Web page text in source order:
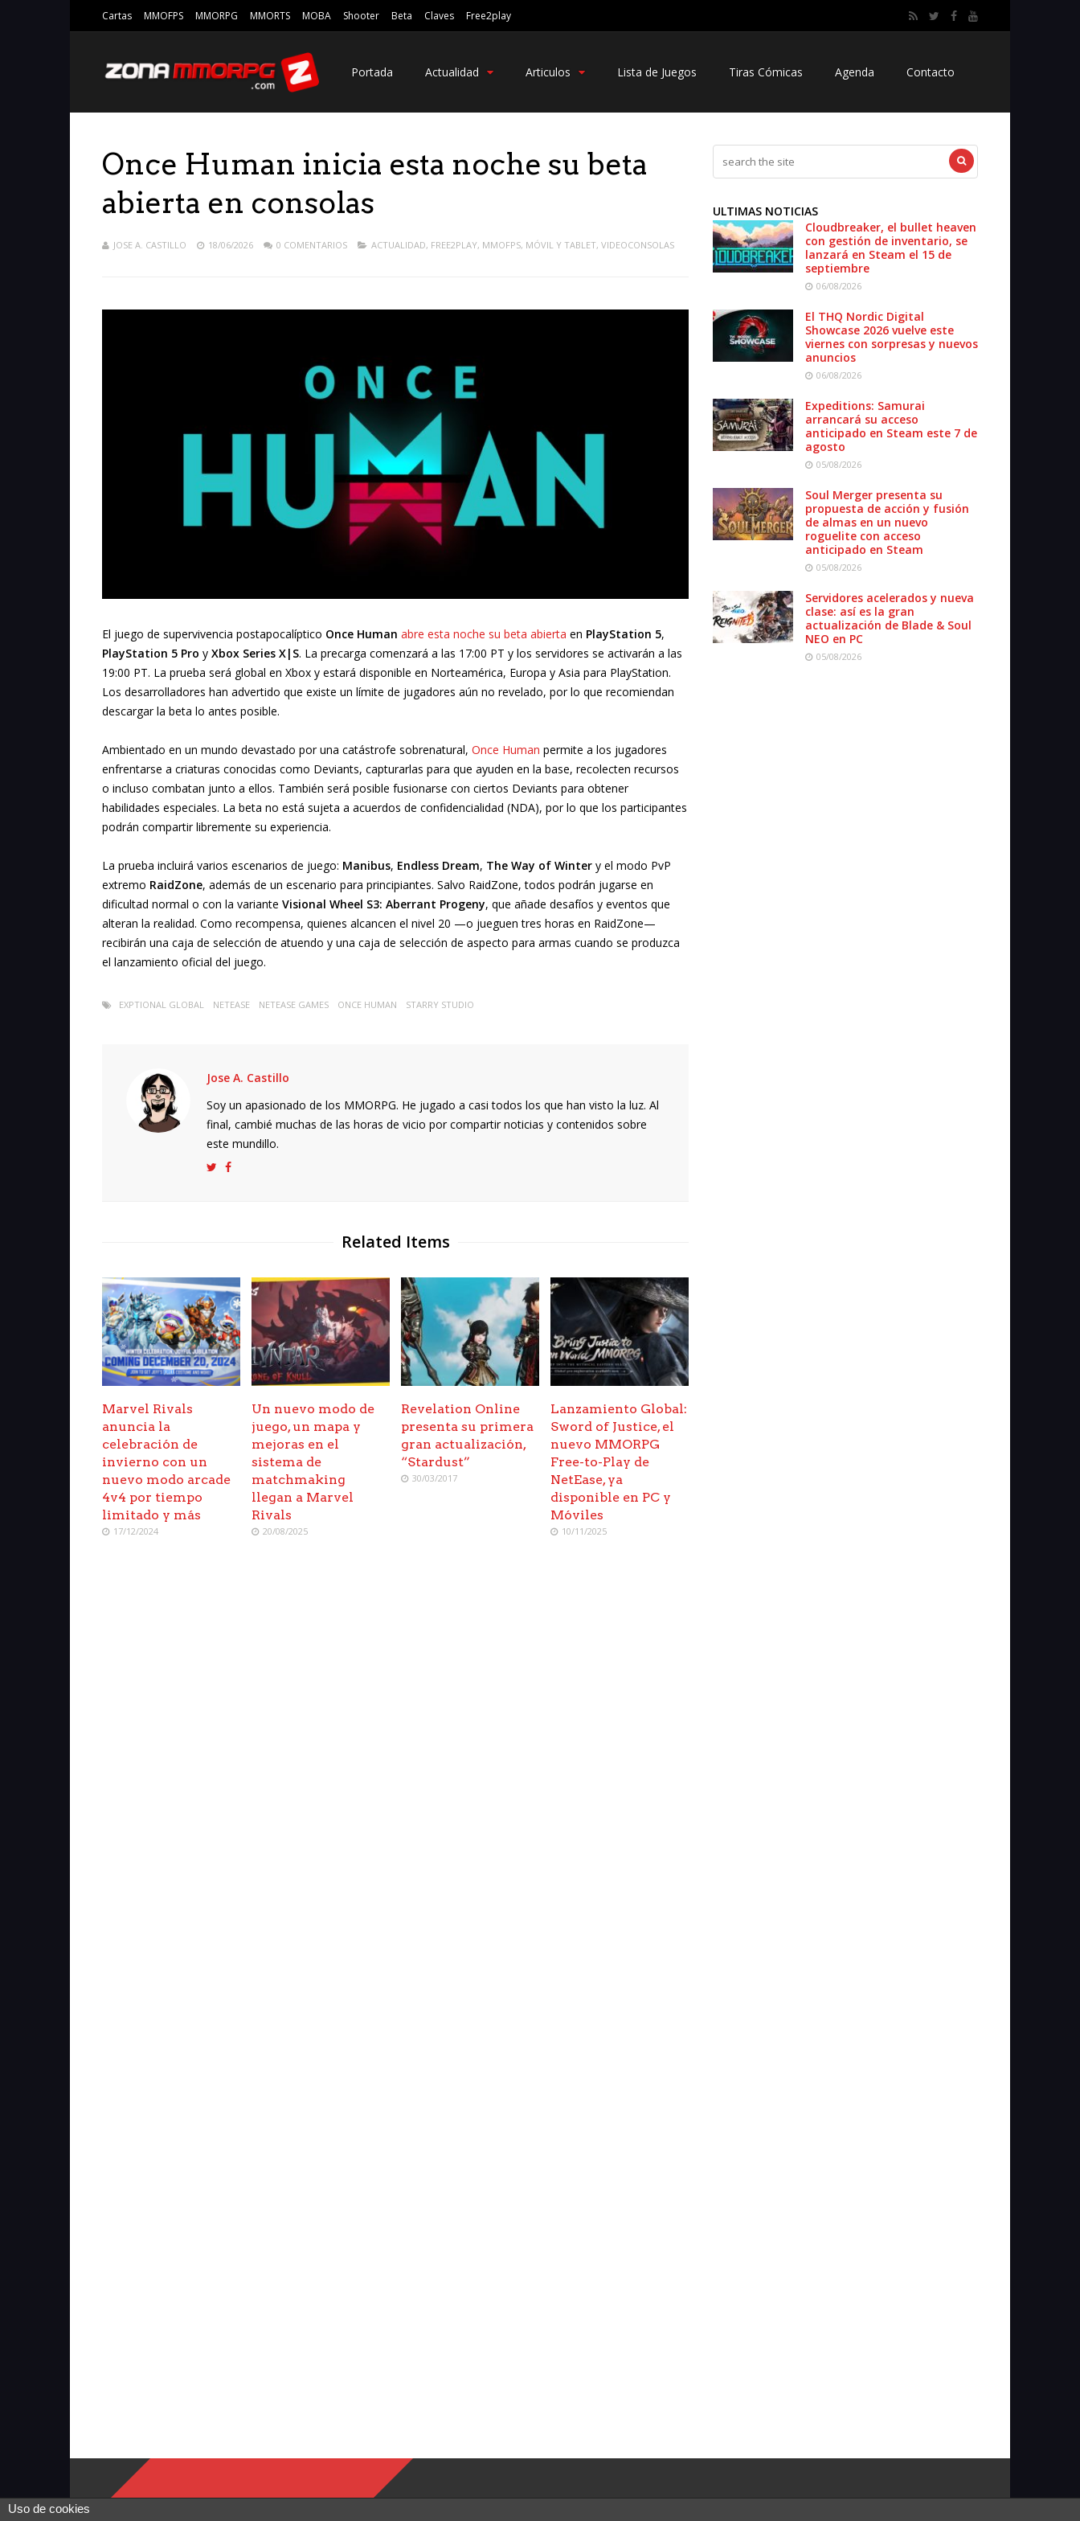
Cartas MMOFPS MMORPG MMORTS MOBA Shooter Beta Claves Free2play
Portada Actualidad Articulos Lista de Juegos Tiras Cómicas Agenda Contacto
Once Human inicia esta noche su beta
abierta en consolas
JOSE A. CASTILLO 18/06/2026 0 COMENTARIOS ACTUALIDAD, FREE2PLAY, MMOFPS, MÓVIL Y TABLET, VIDEOCONSOLAS
El juego de supervivencia postapocalíptico Once Human abre esta noche su beta abierta en PlayStation 5,
PlayStation 5 Pro y Xbox Series X|S. La precarga comenzará a las 17:00 PT y los servidores se activarán a las
19:00 PT. La prueba será global en Xbox y estará disponible en Norteamérica, Europa y Asia para PlayStation.
Los desarrolladores han advertido que existe un límite de jugadores aún no revelado, por lo que recomiendan
descargar la beta lo antes posible.
Ambientado en un mundo devastado por una catástrofe sobrenatural, Once Human permite a los jugadores
enfrentarse a criaturas conocidas como Deviants, capturarlas para que ayuden en la base, recolecten recursos
o incluso combatan junto a ellos. También será posible fusionarse con ciertos Deviants para obtener
habilidades especiales. La beta no está sujeta a acuerdos de confidencialidad (NDA), por lo que los participantes
podrán compartir libremente su experiencia.
La prueba incluirá varios escenarios de juego: Manibus, Endless Dream, The Way of Winter y el modo PvP
extremo RaidZone, además de un escenario para principiantes. Salvo RaidZone, todos podrán jugarse en
dificultad normal o con la variante Visional Wheel S3: Aberrant Progeny, que añade desafíos y eventos que
alteran la realidad. Como recompensa, quienes alcancen el nivel 20 —o jueguen tres horas en RaidZone—
recibirán una caja de selección de atuendo y una caja de selección de aspecto para armas cuando se produzca
el lanzamiento oficial del juego.
EXPTIONAL GLOBAL NETEASE NETEASE GAMES ONCE HUMAN STARRY STUDIO
Jose A. Castillo
Soy un apasionado de los MMORPG. He jugado a casi todos los que han visto la luz. Al
final, cambié muchas de las horas de vicio por compartir noticias y contenidos sobre
este mundillo.
Related Items
Marvel Rivals
anuncia la
celebración de
invierno con un
nuevo modo arcade
4v4 por tiempo
limitado y más
17/12/2024
Un nuevo modo de
juego, un mapa y
mejoras en el
sistema de
matchmaking
llegan a Marvel
Rivals
20/08/2025
Revelation Online
presenta su primera
gran actualización,
“Stardust”
30/03/2017
Lanzamiento Global:
Sword of Justice, el
nuevo MMORPG
Free-to-Play de
NetEase, ya
disponible en PC y
Móviles
10/11/2025
ULTIMAS NOTICIAS
Cloudbreaker, el bullet heaven
con gestión de inventario, se
lanzará en Steam el 15 de
septiembre
06/08/2026
El THQ Nordic Digital
Showcase 2026 vuelve este
viernes con sorpresas y nuevos
anuncios
06/08/2026
Expeditions: Samurai
arrancará su acceso
anticipado en Steam este 7 de
agosto
05/08/2026
Soul Merger presenta su
propuesta de acción y fusión
de almas en un nuevo
roguelite con acceso
anticipado en Steam
05/08/2026
Servidores acelerados y nueva
clase: así es la gran
actualización de Blade & Soul
NEO en PC
05/08/2026
Uso de cookies